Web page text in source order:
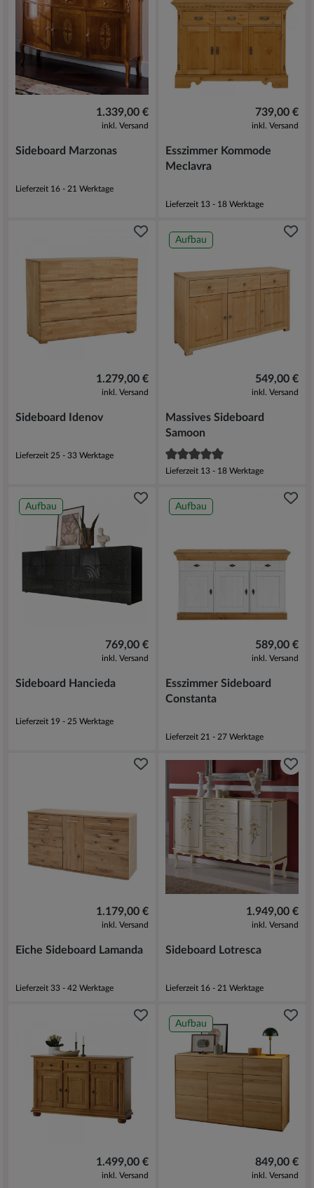
1.339,00 €
inkl. Versand
Sideboard Marzonas
Lieferzeit 16 - 21 Werktage
739,00 €
inkl. Versand
Esszimmer Kommode
Meclavra
Lieferzeit 13 - 18 Werktage
1.279,00 €
inkl. Versand
Sideboard Idenov
Lieferzeit 25 - 33 Werktage
Aufbau
549,00 €
inkl. Versand
Massives Sideboard
Samoon
Lieferzeit 13 - 18 Werktage
Aufbau
769,00 €
inkl. Versand
Sideboard Hancieda
Lieferzeit 19 - 25 Werktage
Aufbau
589,00 €
inkl. Versand
Esszimmer Sideboard
Constanta
Lieferzeit 21 - 27 Werktage
1.179,00 €
inkl. Versand
Eiche Sideboard Lamanda
Lieferzeit 33 - 42 Werktage
1.949,00 €
inkl. Versand
Sideboard Lotresca
Lieferzeit 16 - 21 Werktage
1.499,00 €
inkl. Versand
Aufbau
849,00 €
inkl. Versand